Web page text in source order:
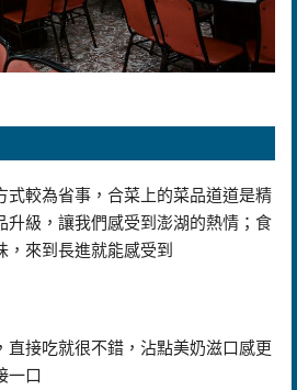
式較為省事，合菜上的菜品道道是精
升級，讓我們感受到澎湖的熱情；食
，來到長進就能感受到
直接吃就很不錯，沾點美奶滋口感更
一口